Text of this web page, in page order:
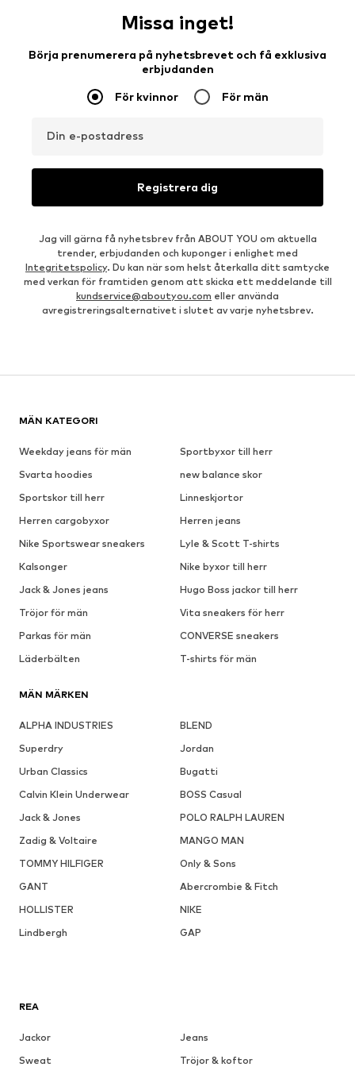
Missa inget!
Börja prenumerera på nyhetsbrevet och få exklusiva
erbjudanden
För kvinnor För män
Din e-postadress
Registrera dig
Jag vill gärna få nyhetsbrev från ABOUT YOU om aktuella
trender, erbjudanden och kuponger i enlighet med
Integritetspolicy. Du kan när som helst återkalla ditt samtycke
med verkan för framtiden genom att skicka ett meddelande till
kundservice@aboutyou.com eller använda
avregistreringsalternativet i slutet av varje nyhetsbrev.
MÄN KATEGORI
Weekday jeans för män
Sportbyxor till herr
Svarta hoodies
new balance skor
Sportskor till herr
Linneskjortor
Herren cargobyxor
Herren jeans
Nike Sportswear sneakers
Lyle & Scott T-shirts
Kalsonger
Nike byxor till herr
Jack & Jones jeans
Hugo Boss jackor till herr
Tröjor för män
Vita sneakers för herr
Parkas för män
CONVERSE sneakers
Läderbälten
T-shirts för män
MÄN MÄRKEN
ALPHA INDUSTRIES
BLEND
Superdry
Jordan
Urban Classics
Bugatti
Calvin Klein Underwear
BOSS Casual
Jack & Jones
POLO RALPH LAUREN
Zadig & Voltaire
MANGO MAN
TOMMY HILFIGER
Only & Sons
GANT
Abercrombie & Fitch
HOLLISTER
NIKE
Lindbergh
GAP
REA
Jackor
Jeans
Sweat
Tröjor & koftor